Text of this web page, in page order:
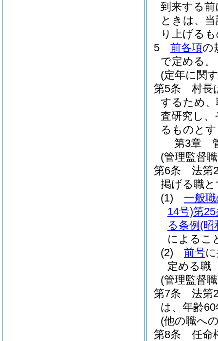
到来する前
ときは、
り上げる
5
前各項の
で定める。
(定年に関
第5条
村長
するため
査研究し
るものと
第3章
(管理監督
第6条
法第
掲げる職
(1)
一般
14号)第
る条例 (昭
によるこ
(2)
前号
定める職
(管理監督
第7条
法第
は、年齢
(他の職へ
第8条
任命